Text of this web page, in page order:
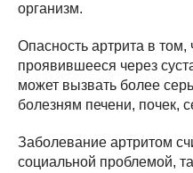
организм.
Опасность артрита в
проявившееся через
может вызвать более
болезням печени, почек,
Заболевание артритом
социальной проблемой,